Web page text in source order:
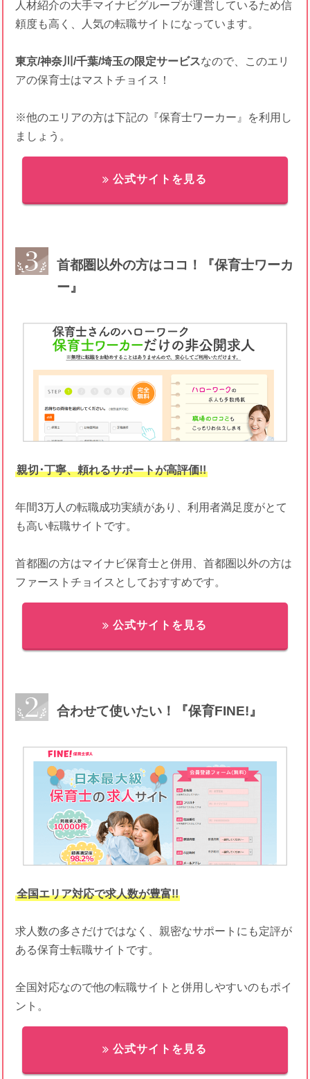
人材紹介の大手マイナビグループが運営しているため信
頼度も高く、人気の転職サイトになっています。
東京/神奈川/千葉/埼玉の限定サービスなので、このエリ
アの保育士はマストチョイス！
※他のエリアの方は下記の『保育士ワーカー』を利用し
ましょう。
公式サイトを見る
首都圏以外の方はココ！『保育士ワーカ
ー』
親切･丁寧、頼れるサポートが高評価!!
年間3万人の転職成功実績があり、利用者満足度がとて
も高い転職サイトです。
首都圏の方はマイナビ保育士と併用、首都圏以外の方は
ファーストチョイスとしておすすめです。
公式サイトを見る
合わせて使いたい！『保育FINE!』
全国エリア対応で求人数が豊富!!
求人数の多さだけではなく、親密なサポートにも定評が
ある保育士転職サイトです。
全国対応なので他の転職サイトと併用しやすいのもポイ
ント。
公式サイトを見る